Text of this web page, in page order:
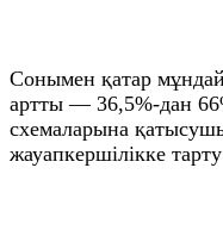
Сонымен қатар
артты — 36,5%-дан
схемаларына
жауапкершілікке